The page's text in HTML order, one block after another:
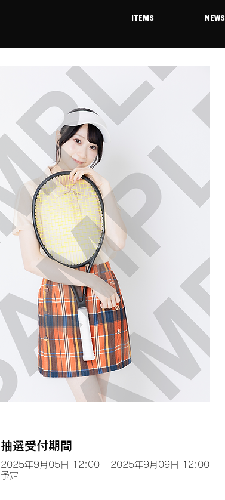
ITEMS NEWS
抽選受付期間
2025年9月05日 12:00 – 2025年9月09日 12:00
予定